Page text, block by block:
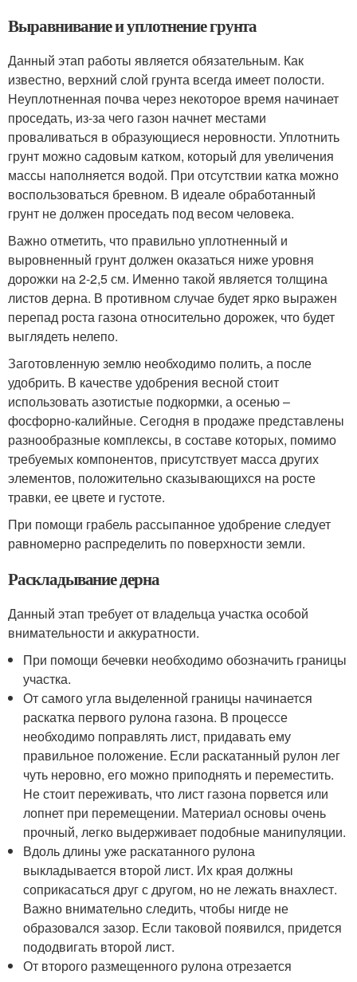
Выравнивание и уплотнение грунта
Данный этап работы является обязательным. Как
известно, верхний слой грунта всегда имеет полости.
Неуплотненная почва через некоторое время начинает
проседать, из-за чего газон начнет местами
проваливаться в образующиеся неровности. Уплотнить
грунт можно садовым катком, который для увеличения
массы наполняется водой. При отсутствии катка можно
воспользоваться бревном. В идеале обработанный
грунт не должен проседать под весом человека.
Важно отметить, что правильно уплотненный и
выровненный грунт должен оказаться ниже уровня
дорожки на 2-2,5 см. Именно такой является толщина
листов дерна. В противном случае будет ярко выражен
перепад роста газона относительно дорожек, что будет
выглядеть нелепо.
Заготовленную землю необходимо полить, а после
удобрить. В качестве удобрения весной стоит
использовать азотистые подкормки, а осенью –
фосфорно-калийные. Сегодня в продаже представлены
разнообразные комплексы, в составе которых, помимо
требуемых компонентов, присутствует масса других
элементов, положительно сказывающихся на росте
травки, ее цвете и густоте.
При помощи грабель рассыпанное удобрение следует
равномерно распределить по поверхности земли.
Раскладывание дерна
Данный этап требует от владельца участка особой
внимательности и аккуратности.
При помощи бечевки необходимо обозначить границы
участка.
От самого угла выделенной границы начинается
раскатка первого рулона газона. В процессе
необходимо поправлять лист, придавать ему
правильное положение. Если раскатанный рулон лег
чуть неровно, его можно приподнять и переместить.
Не стоит переживать, что лист газона порвется или
лопнет при перемещении. Материал основы очень
прочный, легко выдерживает подобные манипуляции.
Вдоль длины уже раскатанного рулона
выкладывается второй лист. Их края должны
соприкасаться друг с другом, но не лежать внахлест.
Важно внимательно следить, чтобы нигде не
образовался зазор. Если таковой появился, придется
пододвигать второй лист.
От второго размещенного рулона отрезается